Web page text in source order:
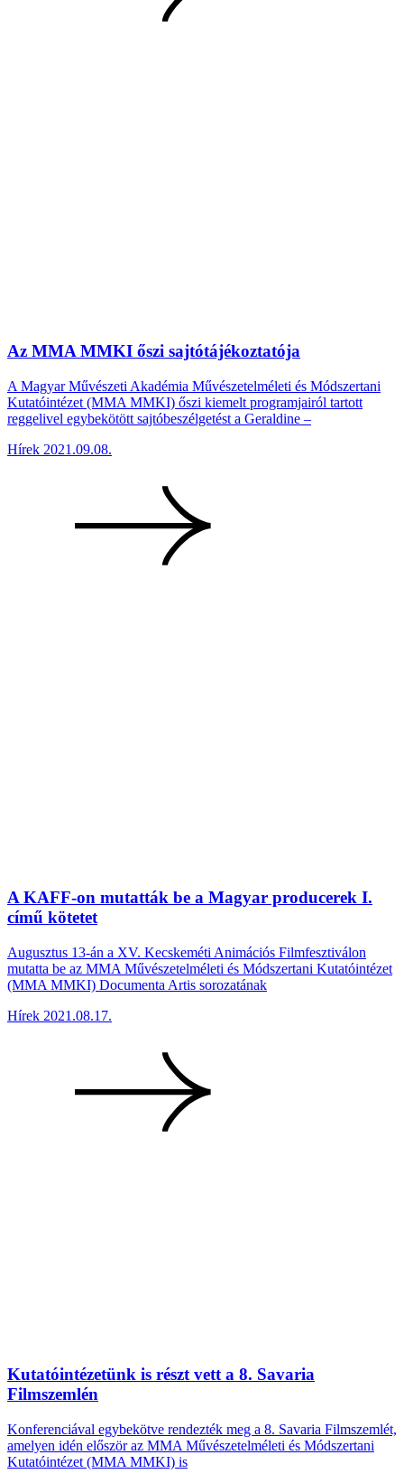
Az MMA MMKI őszi sajtótájékoztatója
A Magyar Művészeti Akadémia Művészetelméleti és Módszertani
Kutatóintézet (MMA MMKI) őszi kiemelt programjairól tartott
reggelivel egybekötött sajtóbeszélgetést a Geraldine –
Hírek 2021.09.08.
A KAFF-on mutatták be a Magyar producerek I.
című kötetet
Augusztus 13-án a XV. Kecskeméti Animációs Filmfesztiválon
mutatta be az MMA Művészetelméleti és Módszertani Kutatóintézet
(MMA MMKI) Documenta Artis sorozatának
Hírek 2021.08.17.
Kutatóintézetünk is részt vett a 8. Savaria
Filmszemlén
Konferenciával egybekötve rendezték meg a 8. Savaria Filmszemlét,
amelyen idén először az MMA Művészetelméleti és Módszertani
Kutatóintézet (MMA MMKI) is